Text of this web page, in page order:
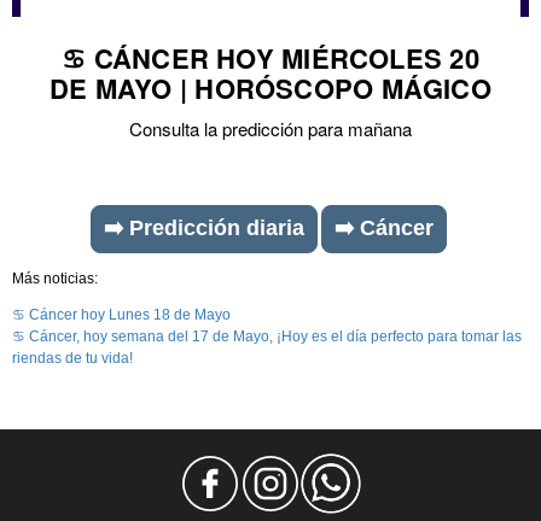
♋ CÁNCER HOY MIÉRCOLES 20
DE MAYO | HORÓSCOPO MÁGICO
Consulta la predicción para mañana
➡️ Predicción diaria ➡️ Cáncer
Más noticias:
♋ Cáncer hoy Lunes 18 de Mayo
♋ Cáncer, hoy semana del 17 de Mayo, ¡Hoy es el día perfecto para tomar las
riendas de tu vida!